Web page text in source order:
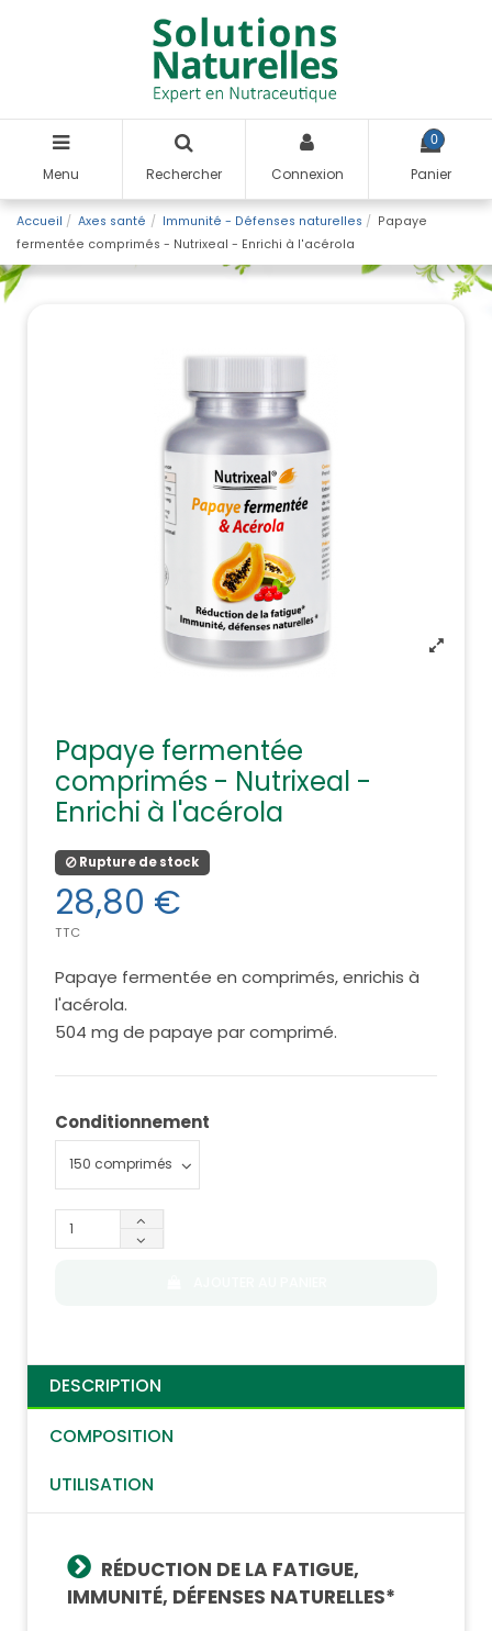
Menu Rechercher Connexion
0
Panier
Accueil Axes santé Immunité - Défenses naturelles
Papaye
fermentée comprimés - Nutrixeal - Enrichi à l'acérola
Papaye fermentée
comprimés - Nutrixeal -
Enrichi à l'acérola
Rupture de stock
28,80 €
TTC
Papaye fermentée en comprimés, enrichis à
l'acérola.
504 mg de papaye par comprimé.
Conditionnement
DESCRIPTION
COMPOSITION
UTILISATION
RÉDUCTION DE LA FATIGUE,
IMMUNITÉ, DÉFENSES NATURELLES*